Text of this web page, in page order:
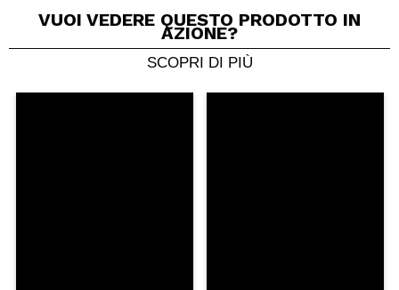
Condividi un video o una foto
Il tuo video potrebbe essere il primo. Immaginalo...
VUOI VEDERE QUESTO PRODOTTO IN
AZIONE?
SCOPRI DI PIÙ